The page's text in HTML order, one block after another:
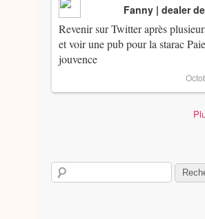
Revenir sur Twitter après
et voir une pub pour la starac
jouvence
Fanny | dealer